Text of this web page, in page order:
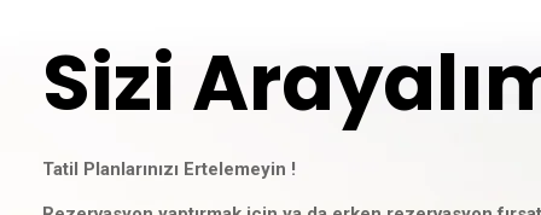
Sizi
Tatil Planlarınızı Ertelemeyin !